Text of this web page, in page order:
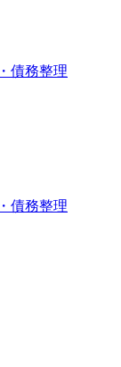
債務整理
債務整理